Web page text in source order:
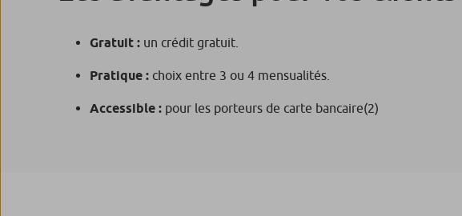
Gratuit : un crédit gratuit.
Pratique : choix entre 3 ou 4 mensualités.
Accessible : pour les porteurs de carte bancaire(2)